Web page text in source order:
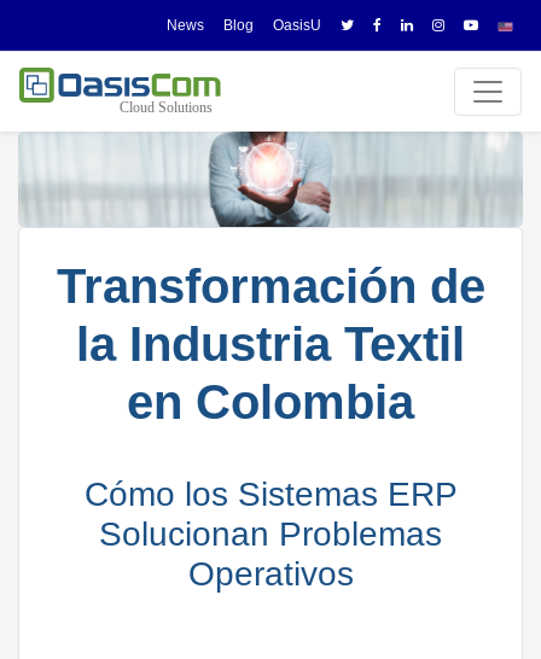
News Blog OasisU
Transformación de
la Industria Textil
en Colombia
Cómo los Sistemas ERP
Solucionan Problemas
Operativos